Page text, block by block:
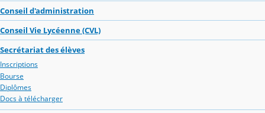
Conseil d'administration
Conseil Vie Lycéenne (CVL)
Secrétariat des élèves
Inscriptions
Bourse
Diplômes
Docs à télécharger